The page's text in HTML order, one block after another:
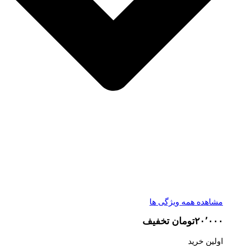
مشاهده همه ویژگی ها
۲۰٬۰۰۰تومان تخفیف
اولین خرید